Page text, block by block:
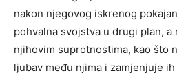
nakon njegovog iskrenog
pohvalna svojstva u drugi plan, a
njihovim suprotnostima, kao što
ljubav među njima i zamjenjuje